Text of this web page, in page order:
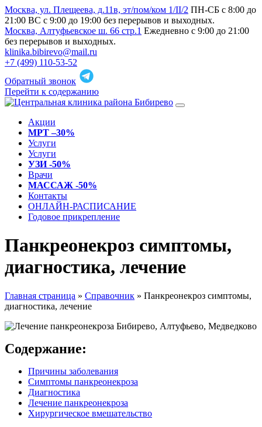
Москва, ул. Плещеева, д.11в, эт/пом/ком 1/II/2 ПН-СБ с 8:00 до
21:00 ВС с 9:00 до 19:00 без перерывов и выходных.
Москва, Алтуфьевское ш. 66 стр.1 Ежедневно с 9:00 до 21:00
без перерывов и выходных.
klinika.bibirevo@mail.ru
+7 (499) 110-53-52
Обратный звонок
Перейти к содержанию
Акции
МРТ –30%
Услуги
Услуги
УЗИ -50%
Врачи
МАССАЖ -50%
Контакты
ОНЛАЙН-РАСПИСАНИЕ
Годовое прикрепление
Панкреонекроз симптомы,
диагностика, лечение
Главная страница » Справочник » Панкреонекроз симптомы,
диагностика, лечение
Содержание:
Причины заболевания
Симптомы панкреонекроза
Диагностика
Лечение панкреонекроза
Хирургическое вмешательство